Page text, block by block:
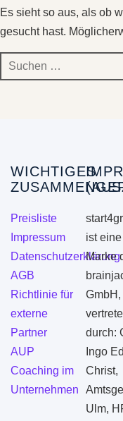
Es sieht so aus, als ob
gesucht hast.
Suchen
nach:
WICHTIGES
Preisliste
Impressum
Datenschutzerklärung
AGB
Richtlinie für
externe
Partner
AUP
Coaching im
Unternehmen
ist eine
Marke
GmbH,
durch:
Ingo
Christ,
Ulm,